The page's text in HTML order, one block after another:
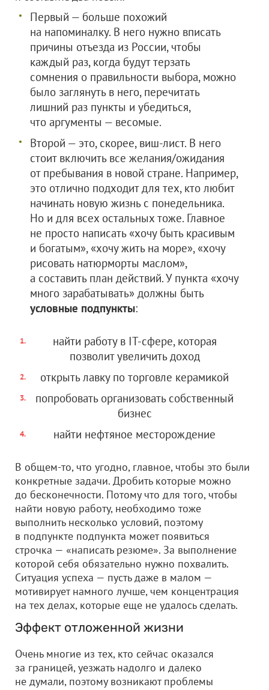
Первый — больше похожий
на напоминалку. В него нужно вписать
причины отъезда из России, чтобы
каждый раз, когда будут терзать
сомнения о правильности выбора, можно
было заглянуть в него, перечитать
лишний раз пункты и убедиться,
что аргументы — весомые.
Второй — это, скорее, виш-лист. В него
стоит включить все желания/ожидания
от пребывания в новой стране. Например,
это отлично подходит для тех, кто любит
начинать новую жизнь с понедельника.
Но и для всех остальных тоже. Главное
не просто написать «хочу быть красивым
и богатым», «хочу жить на море», «хочу
рисовать натюрморты маслом»,
а составить план действий. У пункта «хочу
много зарабатывать» должны быть
условные подпункты:
найти работу в IT-сфере, которая
позволит увеличить доход
открыть лавку по торговле керамикой
попробовать организовать собственный
бизнес
найти нефтяное месторождение
В общем-то, что угодно, главное, чтобы это были
конкретные задачи. Дробить которые можно
до бесконечности. Потому что для того, чтобы
найти новую работу, необходимо тоже
выполнить несколько условий, поэтому
в подпункте подпункта может появиться
строчка — «написать резюме». За выполнение
которой себя обязательно нужно похвалить.
Ситуация успеха — пусть даже в малом —
мотивирует намного лучше, чем концентрация
на тех делах, которые еще не удалось сделать.
Эффект отложенной жизни
Очень многие из тех, кто сейчас оказался
за границей, уезжать надолго и далеко
не думали, поэтому возникают проблемы